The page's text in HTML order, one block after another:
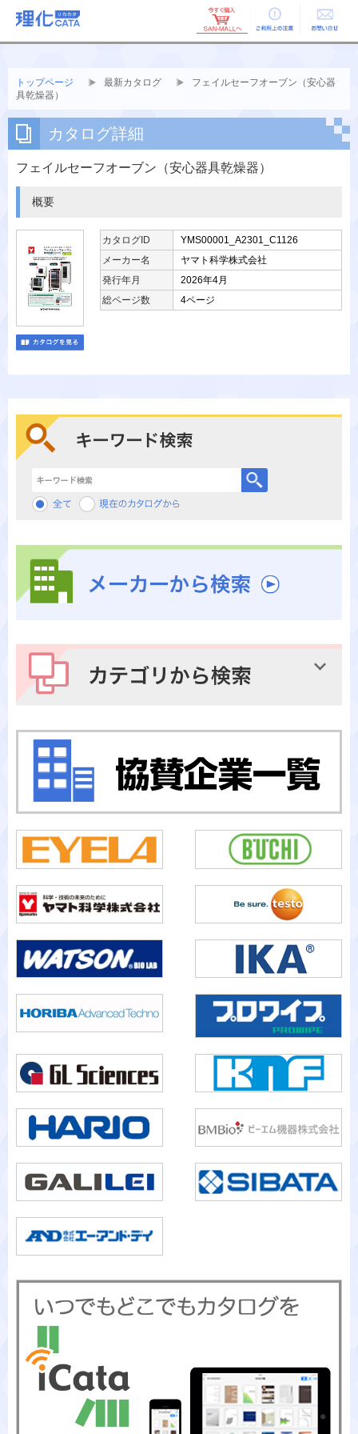
ご利用上の お問い合せ
トップページ 最新カタログ
フェイルセーフオーブン（安心器
具乾燥器）
カタログ詳細
フェイルセーフオーブン（安心器具乾燥器）
概要
カタログID
YMS00001_A2301_C1126
メーカー名
ヤマト科学株式会社
発行年月
2026年4月
総ページ数
4ページ
キーワード検索